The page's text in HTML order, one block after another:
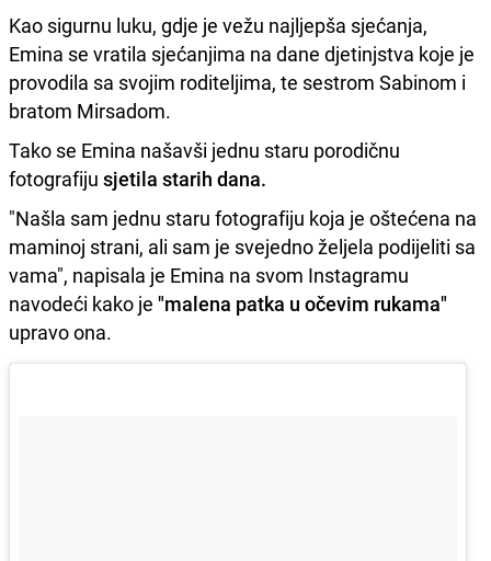
Kao sigurnu luku, gdje je vežu najljepša sjećanja,
Emina se vratila sjećanjima na dane djetinjstva koje je
provodila sa svojim roditeljima, te sestrom Sabinom i
bratom Mirsadom.
Tako se Emina našavši jednu staru porodičnu
fotografiju sjetila starih dana.
"Našla sam jednu staru fotografiju koja je oštećena na
maminoj strani, ali sam je svejedno željela podijeliti sa
vama", napisala je Emina na svom Instagramu
navodeći kako je "malena patka u očevim rukama"
upravo ona.